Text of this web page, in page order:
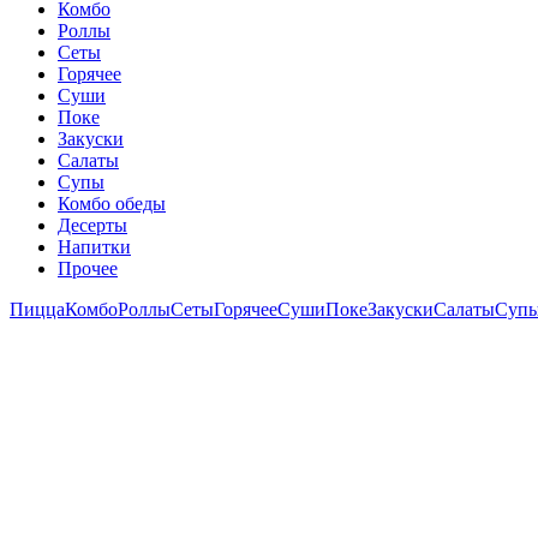
Комбо
Роллы
Сеты
Горячее
Суши
Поке
Закуски
Салаты
Супы
Комбо обеды
Десерты
Напитки
Прочее
ПиццаКомбоРоллыСетыГорячееСушиПокеЗакускиСалаты